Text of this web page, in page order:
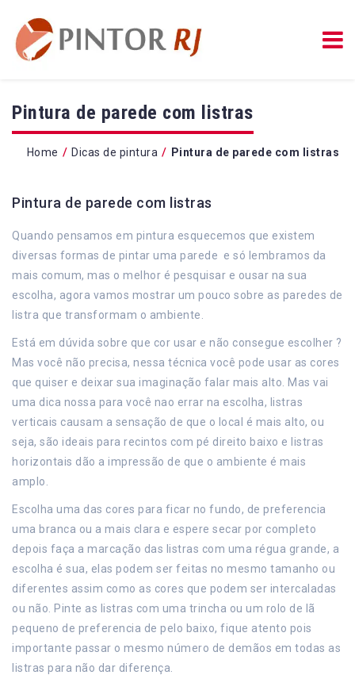
Pintura de parede com listras
Home / Dicas de pintura / Pintura de parede com listras
Pintura de parede com listras
Quando pensamos em pintura esquecemos que existem
diversas formas de pintar uma parede e só lembramos da
mais comum, mas o melhor é pesquisar e ousar na sua
escolha, agora vamos mostrar um pouco sobre as paredes de
listra que transformam o ambiente.
Está em dúvida sobre que cor usar e não consegue escolher ?
Mas você não precisa, nessa técnica você pode usar as cores
que quiser e deixar sua imaginação falar mais alto. Mas vai
uma dica nossa para você nao errar na escolha, listras
verticais causam a sensação de que o local é mais alto, ou
seja, são ideais para recintos com pé direito baixo e listras
horizontais dão a impressão de que o ambiente é mais
amplo.
Escolha uma das cores para ficar no fundo, de preferencia
uma branca ou a mais clara e espere secar por completo
depois faça a marcação das listras com uma régua grande, a
escolha é sua, elas podem ser feitas no mesmo tamanho ou
diferentes assim como as cores que podem ser intercaladas
ou não. Pinte as listras com uma trincha ou um rolo de lã
pequeno de preferencia de pelo baixo, fique atento pois
importante passar o mesmo número de demãos em todas as
listras para não dar diferença.